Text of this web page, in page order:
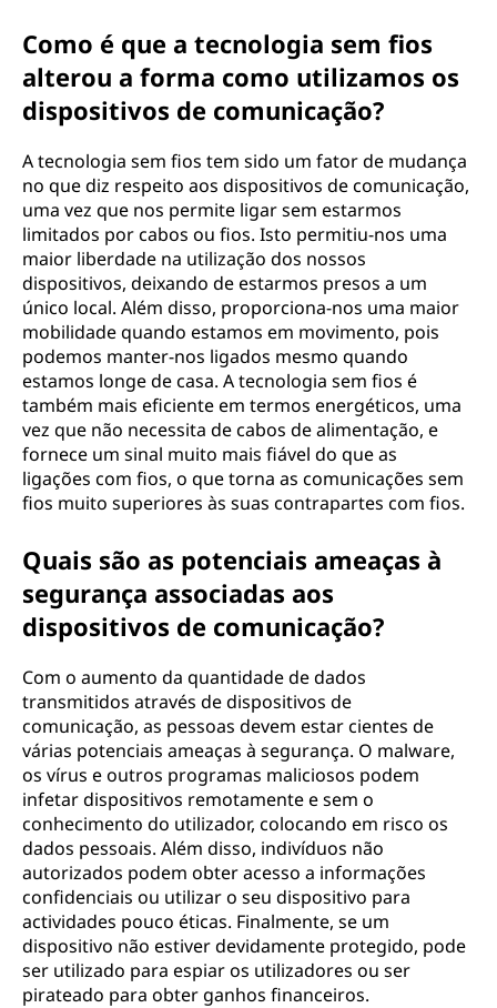
Como é que a tecnologia sem fios
alterou a forma como utilizamos os
dispositivos de comunicação?
A tecnologia sem fios tem sido um fator de mudança
no que diz respeito aos dispositivos de comunicação,
uma vez que nos permite ligar sem estarmos
limitados por cabos ou fios. Isto permitiu-nos uma
maior liberdade na utilização dos nossos
dispositivos, deixando de estarmos presos a um
único local. Além disso, proporciona-nos uma maior
mobilidade quando estamos em movimento, pois
podemos manter-nos ligados mesmo quando
estamos longe de casa. A tecnologia sem fios é
também mais eficiente em termos energéticos, uma
vez que não necessita de cabos de alimentação, e
fornece um sinal muito mais fiável do que as
ligações com fios, o que torna as comunicações sem
fios muito superiores às suas contrapartes com fios.
Quais são as potenciais ameaças à
segurança associadas aos
dispositivos de comunicação?
Com o aumento da quantidade de dados
transmitidos através de dispositivos de
comunicação, as pessoas devem estar cientes de
várias potenciais ameaças à segurança. O malware,
os vírus e outros programas maliciosos podem
infetar dispositivos remotamente e sem o
conhecimento do utilizador, colocando em risco os
dados pessoais. Além disso, indivíduos não
autorizados podem obter acesso a informações
confidenciais ou utilizar o seu dispositivo para
actividades pouco éticas. Finalmente, se um
dispositivo não estiver devidamente protegido, pode
ser utilizado para espiar os utilizadores ou ser
pirateado para obter ganhos financeiros.